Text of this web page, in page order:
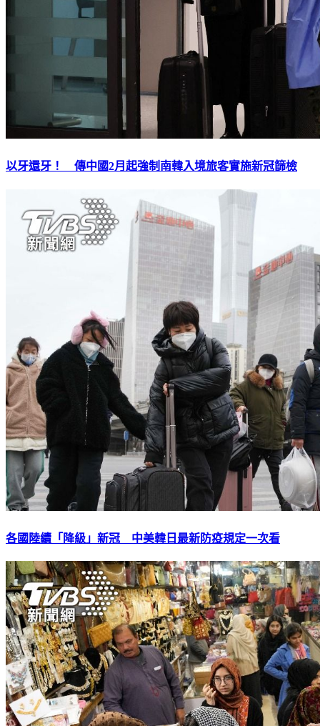
以牙還牙！ 傳中國2月起強制南韓入境旅客實施新冠篩檢
各國陸續「降級」新冠 中美韓日最新防疫規定一次看